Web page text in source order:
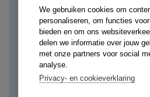
We gebruiken cookies om
personaliseren, om functies
bieden en om ons
delen we informatie over jouw
met onze partners voor social
analyse.
Privacy- en cookieverklaring